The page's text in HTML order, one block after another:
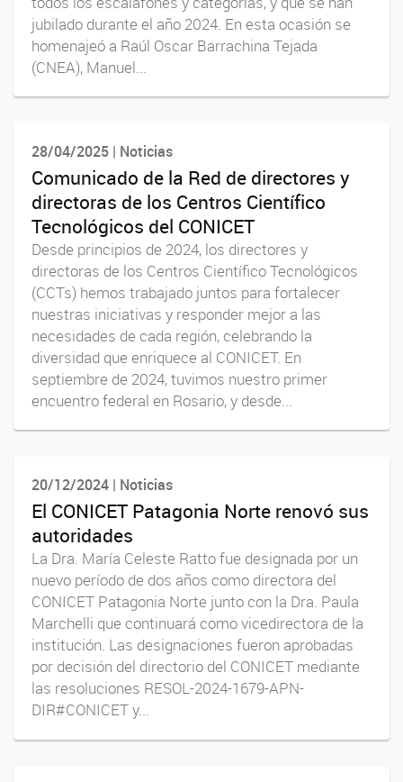
jubilado durante el año 2024. En esta ocasión se
homenajeó a Raúl Oscar Barrachina Tejada
(CNEA), Manuel...
28/04/2025 | Noticias
Comunicado de la Red de directores y
directoras de los Centros Científico
Tecnológicos del CONICET
Desde principios de 2024, los directores y
directoras de los Centros Científico Tecnológicos
(CCTs) hemos trabajado juntos para fortalecer
nuestras iniciativas y responder mejor a las
necesidades de cada región, celebrando la
diversidad que enriquece al CONICET. En
septiembre de 2024, tuvimos nuestro primer
encuentro federal en Rosario, y desde...
20/12/2024 | Noticias
El CONICET Patagonia Norte renovó sus
autoridades
La Dra. María Celeste Ratto fue designada por un
nuevo período de dos años como directora del
CONICET Patagonia Norte junto con la Dra. Paula
Marchelli que continuará como vicedirectora de la
institución. Las designaciones fueron aprobadas
por decisión del directorio del CONICET mediante
las resoluciones RESOL-2024-1679-APN-
DIR#CONICET y...